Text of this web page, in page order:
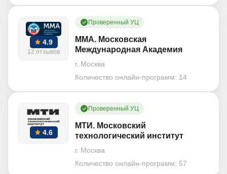
4.9
12 отзывов
Проверенный УЦ
ММА. Московская
Международная Академия
г. Москва
Количество онлайн-программ: 14
4.6
Проверенный УЦ
МТИ. Московский
технологический институт
г. Москва
Количество онлайн-программ: 57